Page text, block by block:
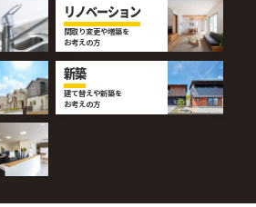
リノベーション
間取り変更や増築を
お考えの方
新築
建て替えや新築を
お考えの方